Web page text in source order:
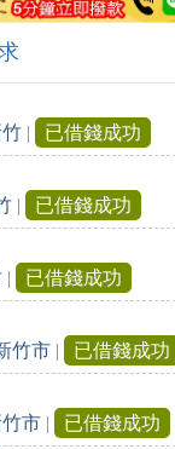
| 已借錢成功
| 已借錢成功
| 已借錢成功
竹市 | 已借錢成功
市 | 已借錢成功